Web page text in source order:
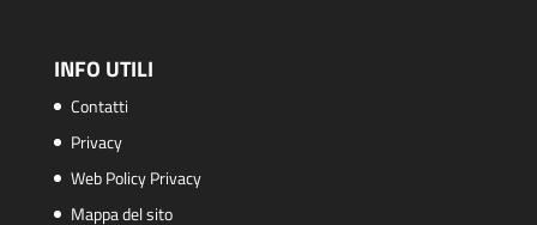
INFO UTILI
Contatti
Privacy
Web Policy Privacy
Mappa del sito